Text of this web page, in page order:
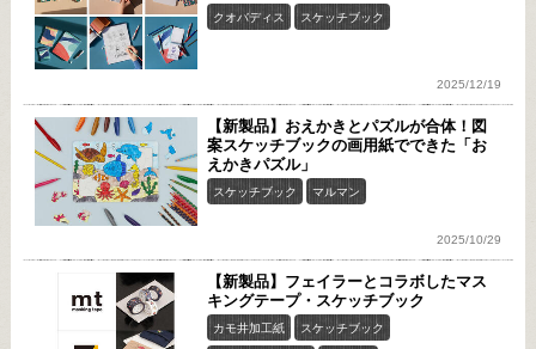
クオバディス スケッチブック
2025/12/19
【新製品】おえかきとパズルが合体！図
案スケッチブックの画用紙でできた「お
えかきパズル」
スケッチブック マルマン
2025/10/29
【新製品】フェイラーとコラボしたマス
キングテープ・スケッチブック
カモ井加工紙 スケッチブック